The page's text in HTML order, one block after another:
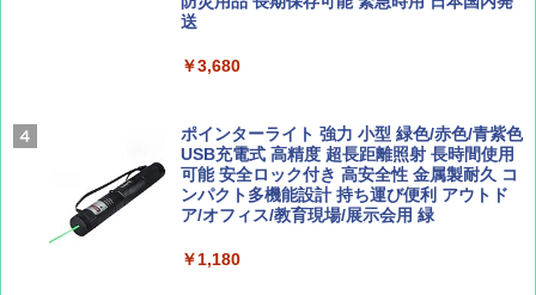
Coyote No.89 特集 星野道夫 夢見る旅
AIRLINE（エアライン）2026年9月号【特
集】ボーイング110周年を祝して！
￥1,760
A26 地球の歩き方 チェコ ポーランド スロヴ
ァキア 2026～2027 地球の歩き方A ヨーロッ
新しい日本地理 地図・統計・移動から読み
解く (講談社現代新書)
￥1,540
￥5,999
ーティング フルクローズ メッシュ 3-4人用
簡単設置 ポップアップテント エクルベージ
ュ(BC仕様) PATC-150B(EB)
￥9,990
送
￥3,680
ポインターライト 強力 小型 緑色/赤色/青紫色
USB充電式 高精度 超長距離照射 長時間使用
可能 安全ロック付き 高安全性 金属製耐久 コ
ンパクト多機能設計 持ち運び便利 アウトド
ア/オフィス/教育現場/展示会用 緑
￥1,180